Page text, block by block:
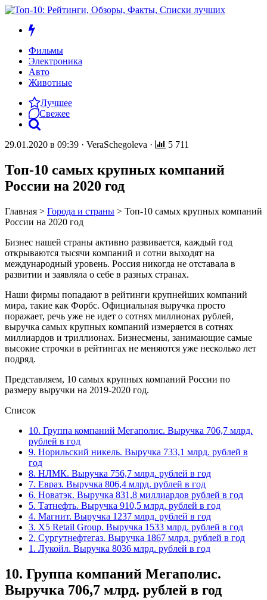
Фильмы
Электроника
Авто
Животные
Лучшее
Свежее
29.01.2020 в 09:39 · VeraSchegoleva · 5 711
Топ-10 самых крупных компаний
России на 2020 год
Главная > Города и страны > Топ-10 самых крупных компаний
России на 2020 год
Бизнес нашей страны активно развивается, каждый год
открываются тысячи компаний и сотни выходят на
международный уровень. Россия никогда не отставала в
развитии и заявляла о себе в разных странах.
Наши фирмы попадают в рейтинги крупнейших компаний
мира, такие как Форбс. Официальная выручка просто
поражает, речь уже не идет о сотнях миллионах рублей,
выручка самых крупных компаний измеряется в сотнях
миллиардов и триллионах. Бизнесмены, занимающие самые
высокие строчки в рейтингах не меняются уже несколько лет
подряд.
Представляем, 10 самых крупных компаний России по
размеру выручки на 2019-2020 год.
Список
10. Группа компаний Мегаполис. Выручка 706,7 млрд.
рублей в год
9. Норильский никель. Выручка 733,1 млрд. рублей в
год
8. НЛМК. Выручка 756,7 млрд. рублей в год
7. Евраз. Выручка 806,4 млрд. рублей в год
6. Новатэк. Выручка 831,8 миллиардов рублей в год
5. Татнефть. Выручка 910,5 млрд. рублей в год
4. Магнит. Выручка 1237 млрд. рублей в год
3. X5 Retail Group. Выручка 1533 млрд. рублей в год
2. Сургутнефтегаз. Выручка 1867 млрд. рублей в год
1. Лукойл. Выручка 8036 млрд. рублей в год
10. Группа компаний Мегаполис.
Выручка 706,7 млрд. рублей в год